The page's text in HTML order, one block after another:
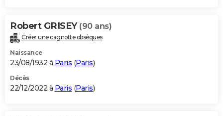
Robert GRISEY (90 ans)
Créer une cagnotte obsèques
Naissance
23/08/1932 à Paris (Paris)
Décès
22/12/2022 à Paris (Paris)